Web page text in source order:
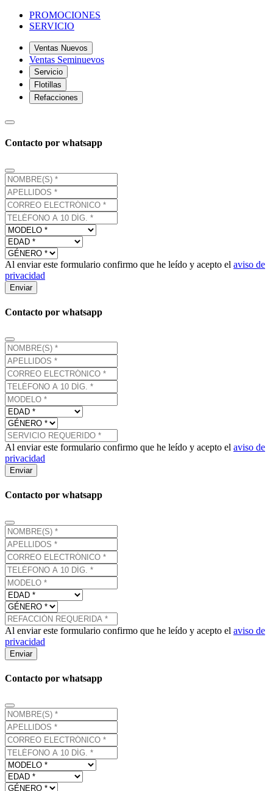
PROMOCIONES
SERVICIO
Ventas Nuevos
Ventas Seminuevos
Servicio
Flotillas
Refacciones
Contacto por whatsapp
Al enviar este formulario confirmo que he leído y acepto el aviso de
privacidad
Enviar
Contacto por whatsapp
Al enviar este formulario confirmo que he leído y acepto el aviso de
privacidad
Enviar
Contacto por whatsapp
Al enviar este formulario confirmo que he leído y acepto el aviso de
privacidad
Enviar
Contacto por whatsapp